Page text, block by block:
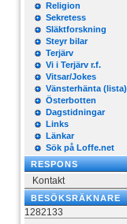
Religion
Sekretess
Släktforskning
Steyr bilar
Terjärv
Vi i Terjärv r.f.
Vitsar/Jokes
Vänsterhänta (lista)
Österbotten
Dagstidningar
Links
Länkar
Sök på Loffe.net
RESPONS
Kontakt
BESÖKSRÄKNARE
1282133